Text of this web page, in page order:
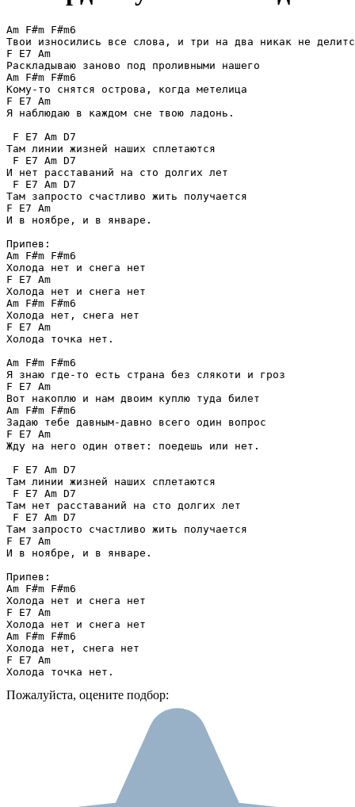
Am F#m F#m6
Твои износились все слова, и три на два никак не
F E7 Am
Раскладываю заново под проливными нашего
Am F#m F#m6
Кому-то снятся острова, когда метелица
F E7 Am
Я наблюдаю в каждом сне твою ладонь.
F E7 Am D7
Там линии жизней наших сплетаются
F E7 Am D7
И нет расставаний на сто долгих лет
F E7 Am D7
Там запросто счастливо жить получается
F E7 Am
И в ноябре, и в январе.
Припев:
Am F#m F#m6
Холода нет и снега нет
F E7 Am
Холода нет и снега нет
Am F#m F#m6
Холода нет, снега нет
F E7 Am
Холода точка нет.
Am F#m F#m6
Я знаю где-то есть страна без слякоти и гроз
F E7 Am
Вот накоплю и нам двоим куплю туда билет
Am F#m F#m6
Задаю тебе давным-давно всего один вопрос
F E7 Am
Жду на него один ответ: поедешь или нет.
F E7 Am D7
Там линии жизней наших сплетаются
F E7 Am D7
Там нет расставаний на сто долгих лет
F E7 Am D7
Там запросто счастливо жить получается
F E7 Am
И в ноябре, и в январе.
Припев:
Am F#m F#m6
Холода нет и снега нет
F E7 Am
Холода нет и снега нет
Am F#m F#m6
Холода нет, снега нет
F E7 Am
Холода точка нет.
Пожалуйста, оцените подбор: